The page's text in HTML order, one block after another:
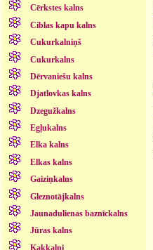
Cērkstes kalns
Ciblas kapu kalns
Cukurkalniņš
Cukurkalns
Dērvaniešu kalns
Djatlovkas kalns
Dzegužkalns
Egļukalns
Elka kalns
Elkas kalns
Gaiziņkalns
Gleznotājkalns
Jaunadulienas baznīckalns
Jūras kalns
Kaķkalni